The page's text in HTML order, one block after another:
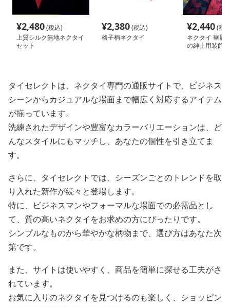
¥2,480(税込)
上質シルク無地ネクタイ
セット
¥2,380(税込)
格子柄ネクタイ
¥2,440(税
ネクタイ 華麗
の紳士用装飾品
タイセレクトは、ネクタイ専門の通販サイトで、ビジネス
シーンからカジュアルな場面まで幅広く対応するアイテム
が揃っています。
洗練されたデザインや豊富なカラーバリエーションは、ど
んなスタイルにもマッチし、あなたの個性を引き立てま
す。
さらに、タイセレクトでは、シーズンごとのトレンドを取
り入れた新作が続々と登場します。
特に、ビジネスマンやフォーマルな場面での必需品とし
て、質の高いネクタイをお求めの方にぴったりです。
シンプルなものから華やかな柄物まで、選び方はあなた次
第です。
また、サイトは使いやすく、商品を簡単に探せる工夫がさ
れています。
お気に入りのネクタイを見つけるのも楽しく、ショッピン